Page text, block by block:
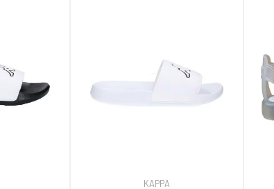
KAPPA